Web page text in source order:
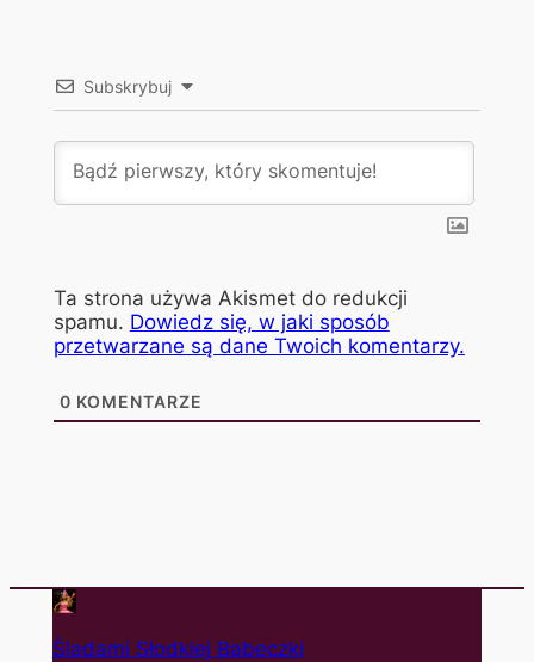
Subskrybuj
Ta strona używa Akismet do redukcji
spamu. Dowiedz się, w jaki sposób
przetwarzane są dane Twoich komentarzy.
0 KOMENTARZE
Śladami Słodkiej Babeczki